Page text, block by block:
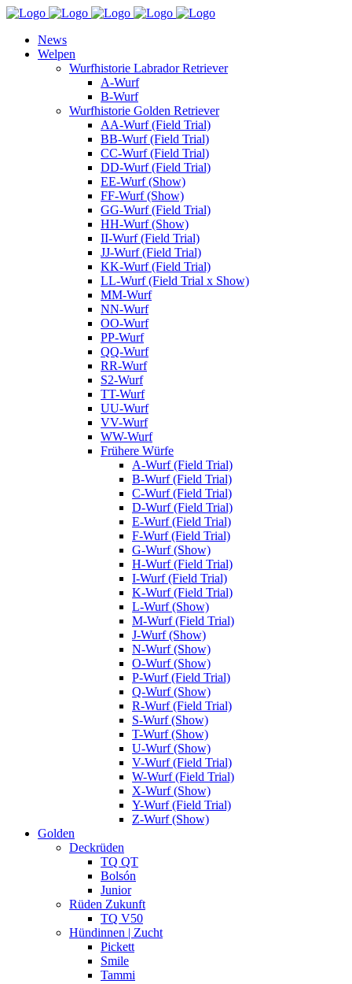
News
Welpen
Wurfhistorie Labrador Retriever
A-Wurf
B-Wurf
Wurfhistorie Golden Retriever
AA-Wurf (Field Trial)
BB-Wurf (Field Trial)
CC-Wurf (Field Trial)
DD-Wurf (Field Trial)
EE-Wurf (Show)
FF-Wurf (Show)
GG-Wurf (Field Trial)
HH-Wurf (Show)
II-Wurf (Field Trial)
JJ-Wurf (Field Trial)
KK-Wurf (Field Trial)
LL-Wurf (Field Trial x Show)
MM-Wurf
NN-Wurf
OO-Wurf
PP-Wurf
QQ-Wurf
RR-Wurf
S2-Wurf
TT-Wurf
UU-Wurf
VV-Wurf
WW-Wurf
Frühere Würfe
A-Wurf (Field Trial)
B-Wurf (Field Trial)
C-Wurf (Field Trial)
D-Wurf (Field Trial)
E-Wurf (Field Trial)
F-Wurf (Field Trial)
G-Wurf (Show)
H-Wurf (Field Trial)
I-Wurf (Field Trial)
K-Wurf (Field Trial)
L-Wurf (Show)
M-Wurf (Field Trial)
J-Wurf (Show)
N-Wurf (Show)
O-Wurf (Show)
P-Wurf (Field Trial)
Q-Wurf (Show)
R-Wurf (Field Trial)
S-Wurf (Show)
T-Wurf (Show)
U-Wurf (Show)
V-Wurf (Field Trial)
W-Wurf (Field Trial)
X-Wurf (Show)
Y-Wurf (Field Trial)
Z-Wurf (Show)
Golden
Deckrüden
TQ QT
Bolsón
Junior
Rüden Zukunft
TQ V50
Hündinnen | Zucht
Pickett
Smile
Tammi